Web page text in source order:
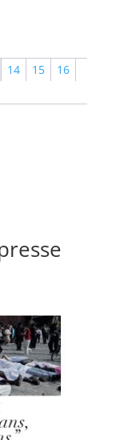
14 15
16